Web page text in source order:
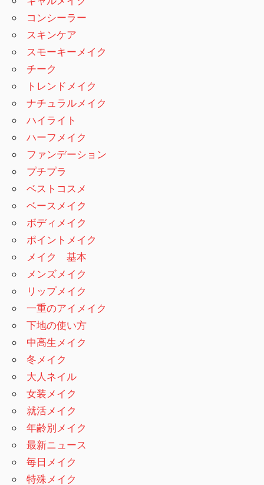
コンシーラー
スキンケア
スモーキーメイク
チーク
トレンドメイク
ナチュラルメイク
ハイライト
ハーフメイク
ファンデーション
プチプラ
ベストコスメ
ベースメイク
ボディメイク
ポイントメイク
メイク 基本
メンズメイク
リップメイク
一重のアイメイク
下地の使い方
中高生メイク
冬メイク
大人ネイル
女装メイク
就活メイク
年齢別メイク
最新ニュース
毎日メイク
特殊メイク